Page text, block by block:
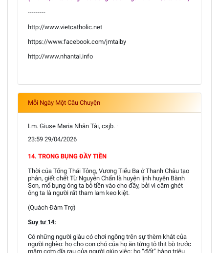
---------
http://www.vietcatholic.net
https://www.facebook.com/jmtaiby
http://www.nhantai.info
Mỗi Ngày Một Câu Chuyện
Lm. Giuse Maria Nhân Tài, csjb. ·
23:59 29/04/2026
14. TRONG BỤNG ĐẦY TIỀN
Thời của Tống Thái Tông, Vương Tiểu Ba ở Thanh Châu tạo
phản, giết chết Từ Nguyên Chấn là huyện lịnh huyện Bành
Sơn, mổ bụng ông ta bỏ tiền vào cho đầy, bởi vì căm ghét
ông ta là người rất tham lam keo kiệt.
(Quách Đàm Trợ)
Suy tư 14:
Có những người giàu có chơi ngông trên sự thèm khát của
người nghèo: họ cho con chó của họ ăn từng tô thịt bò trước
mâm cơm dĩa rau của người giúp việc; họ “đốt” hàng triệu